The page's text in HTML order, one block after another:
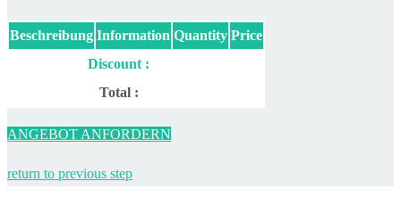
Beschreibung Information Quantity Price
Discount :
Total :
ANGEBOT ANFORDERN
return to previous step